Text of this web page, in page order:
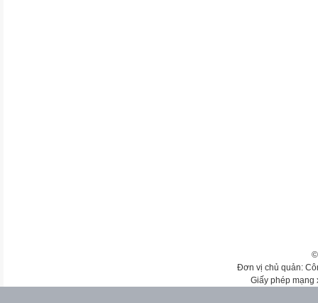
Đơn vị chủ quản:
Giấy phép mạng